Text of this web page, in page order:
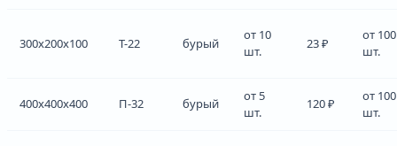
300x200x100 Т-22 бурый
от 10
шт.
23 ₽
от 100
шт.
400x400x400 П-32 бурый
от 5
шт.
120 ₽
от 100
шт.